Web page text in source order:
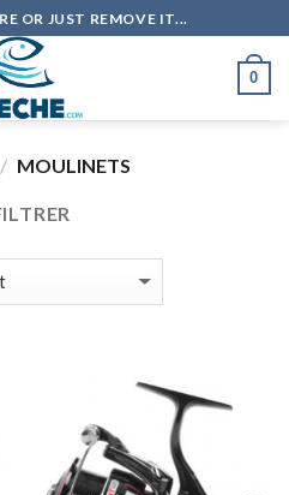
OR JUST REMOVE IT...
0
/ MOULINETS